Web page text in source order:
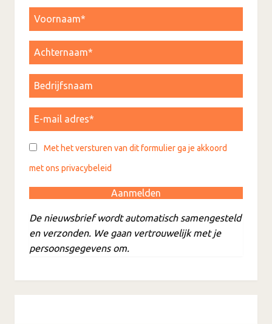
Met het versturen van dit formulier ga je akkoord
met ons privacybeleid
De nieuwsbrief wordt automatisch samengesteld
en verzonden. We gaan vertrouwelijk met je
persoonsgegevens om.